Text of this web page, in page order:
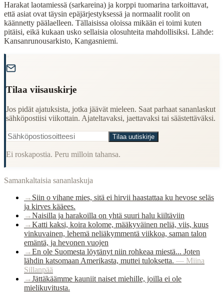
Cultural Context
Language: Finnish (suomi)
Period:
Harakat laotamiessä (sarkareina) ja korppi tuomarina tarkoittavat,
että asiat ovat täysin epäjärjestyksessä ja normaalit roolit on
käännetty päälaelleen. Tällaisissa oloissa mikään ei toimi kuten
pitäisi, eikä kukaan usko sellaisia olosuhteita mahdollisiksi. Lähde:
Kansanrunousarkisto, Kangasniemi.
Tilaa viisauskirje
Jos pidät ajatuksista, jotka jäävät mieleen. Saat parhaat sananlaskut
sähköpostiisi viikottain. Ajateltavaksi, jaettavaksi tai säästettäväksi.
Tilaa uutiskirje
Ei roskapostia. Peru milloin tahansa.
Samankaltaisia sananlaskuja
→ Siin o vihane mies, sitä ei hirvii haastattaa ku hevose seläs
ja kirves kääees.
→Naisilla ja harakoilla on yhtä suuri halu kiiltäviin
→Katti kaksi, koira kolome, määkyväinen neliä, viis, kuus
vinkuvainen, lehemä neliäkymmentä viikkoa, saman talon
emäntä, ja hevonen vuojen
→En ole Suomesta löytänyt niin rohkeaa miestä... Joten
lähdin katsomaan Amerikasta, muttei tuloksetta. — Miina
Sillanpää
→Jättäkäämme kauniit naiset miehille, joilla ei ole
mielikuvitusta.